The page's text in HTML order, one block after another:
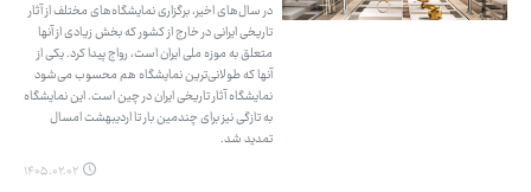
در سال‌های اخیر، برگزاری نمایشگاه‌های مختلف از آثار
تاریخی ایرانی در خارج از کشور که بخش زیادی از آنها
متعلق به موزه ملی ایران است، رواج پیدا کرد. یکی از
آنها که طولانی‌ترین نمایشگاه هم محسوب می‌شود
نمایشگاه آثار تاریخی ایران در چین است. این نمایشگاه
به تازگی نیز برای چندمین بار تا اردیبهشت امسال
تمدید شد.
۱۴۰۵.۰۲.۰۲